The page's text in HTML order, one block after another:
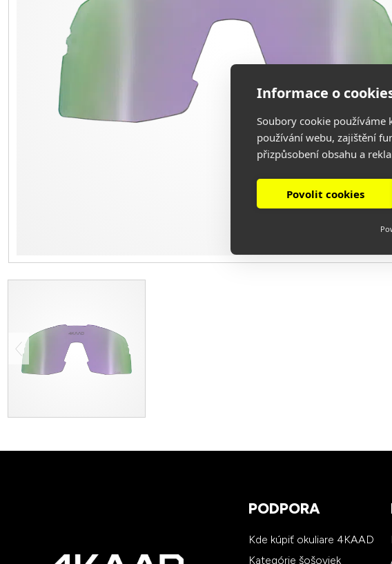
Informace o
Soubory cookie používáme
používání webu, zajištění
přizpůsobení obsahu a
Povolit cookies
PODPORA
Kde kúpiť okuliare 4KAAD
Kategórie šošoviek